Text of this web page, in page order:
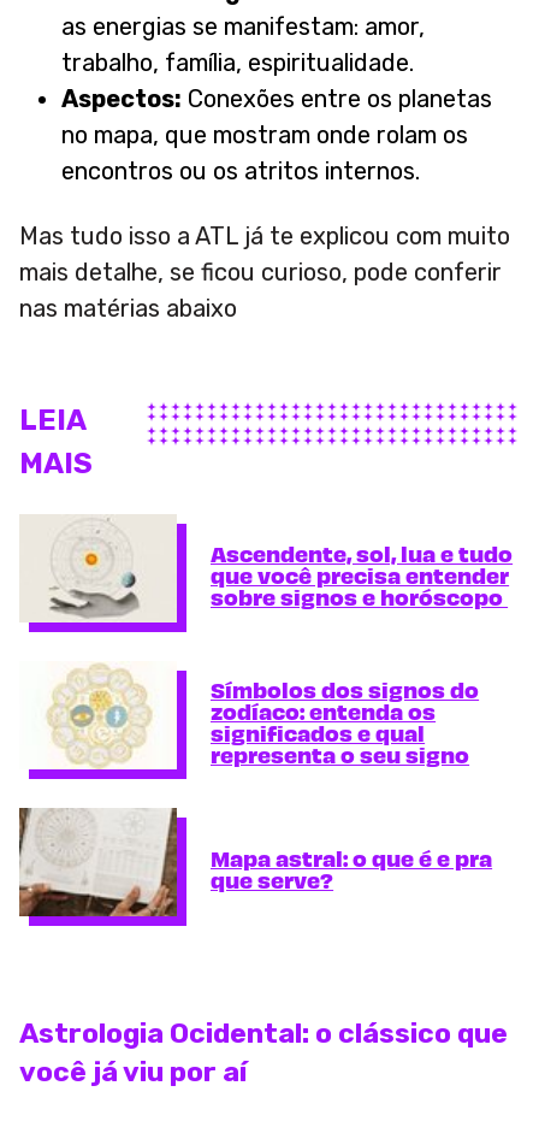
as energias se manifestam: amor,
trabalho, família, espiritualidade.
Aspectos: Conexões entre os planetas
no mapa, que mostram onde rolam os
encontros ou os atritos internos.
Mas tudo isso a ATL já te explicou com muito
mais detalhe, se ficou curioso, pode conferir
nas matérias abaixo
LEIA
MAIS
Ascendente, sol, lua e tudo
que você precisa entender
sobre signos e horóscopo
Símbolos dos signos do
zodíaco: entenda os
significados e qual
representa o seu signo
Mapa astral: o que é e pra
que serve?
Astrologia Ocidental: o clássico que
você já viu por aí